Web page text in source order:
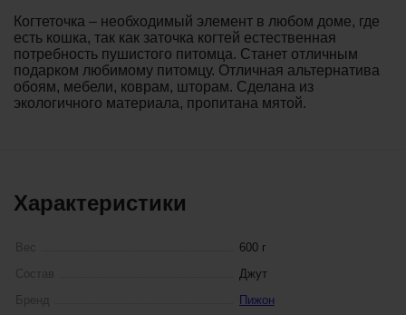
Когтеточка – необходимый элемент в любом доме, где
есть кошка, так как заточка когтей естественная
потребность пушистого питомца. Станет отличным
подарком любимому питомцу. Отличная альтернатива
обоям, мебели, коврам, шторам. Сделана из
экологичного материала, пропитана мятой.
Характеристики
Вес
600 г
Состав
Джут
Бренд
Пижон